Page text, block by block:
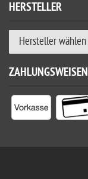
HERSTELLER
Hersteller wählen
ZAHLUNGSWEISEN